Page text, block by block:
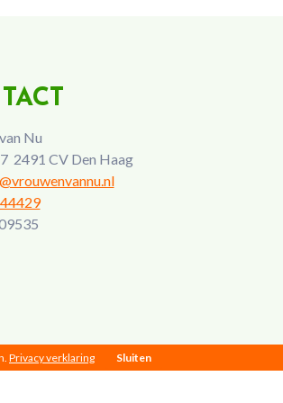
Nu
2491 CV Den Haag
Privacy verklaring Sluiten